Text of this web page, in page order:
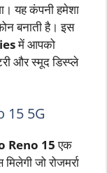
यह कंपनी हमेशा
बनाती है। इस
में आपको
और स्मूद डिस्प्ले
15 5G
Reno 15एक
जो रोजमर्रा